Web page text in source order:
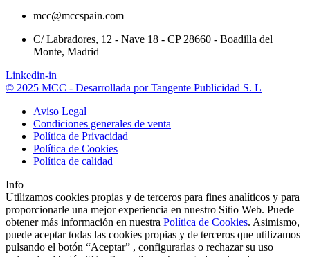
mcc@mccspain.com
C/ Labradores, 12 - Nave 18 - CP 28660 - Boadilla del
Monte, Madrid
Linkedin-in
© 2025 MCC - Desarrollada por Tangente Publicidad S. L
Aviso Legal
Condiciones generales de venta
Política de Privacidad
Política de Cookies
Política de calidad
Info
Utilizamos cookies propias y de terceros para fines analíticos y para
proporcionarle una mejor experiencia en nuestro Sitio Web. Puede
obtener más información en nuestra Política de Cookies. Asimismo,
puede aceptar todas las cookies propias y de terceros que utilizamos
pulsando el botón “Aceptar” , configurarlas o rechazar su uso